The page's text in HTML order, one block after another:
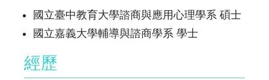
國立臺中教育大學諮商與應用心理學系 碩士
國立嘉義大學輔導與諮商學系 學士
經歷